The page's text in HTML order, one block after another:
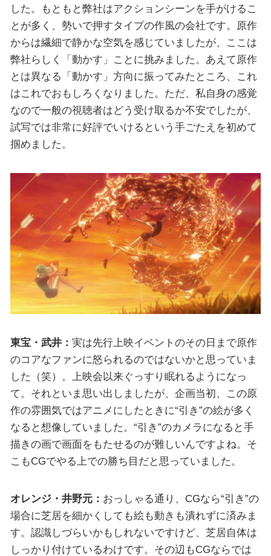
した。もともと弊社はアクションシーンを手がけるこ
とが多く、勢いで押すタイプの作風の会社です。原作
からは繊細で静かな空気を感じていましたが、ここは
弊社らしく「動かす」ことに挑みました。あえて原作
とは異なる「動かす」方向に振ってみたところ、これ
はこれでおもしろくなりました。ただ、私自身の感覚
なので一般の視聴者はどう受け取るか不安でしたが、
試写では非常に好評でいけるという手ごたえを初めて
掴めました。
東宝・武井： 実は先行上映イベントのその日まで原作
のコアなファンに怒られるのではないかと思っていま
した（笑）。上映会以来ぐっすり眠れるようになっ
て。それといま思い出しましたが、企画当初、この原
作の雰囲気ではアニメにしたときに“引き”の絵が多く
なると想像していました。“引き”のカメラになると手
描きの画で画面をもたせるのが難しいんですよね。そ
こもCGでやる上での勝ち目だと思っていました。
オレンジ・井野元： おっしゃる通り、CGなら“引き”の
場合に芝居を細かくしても絵も動きも潰れずに済みま
す。認識しづらいかもしれないですけど、芝居自体は
しっかり付けているわけです。その辺もCGならでは